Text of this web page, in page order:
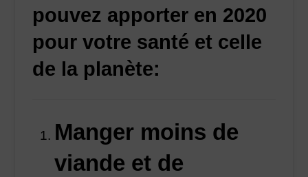
pouvez apporter en 2020
pour votre santé et celle
de la planète:
Manger moins de
viande et de